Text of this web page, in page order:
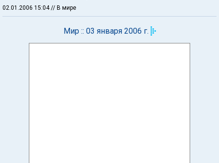
02.01.2006 15:04 // В мире
Мир :: 03 января 2006 г.